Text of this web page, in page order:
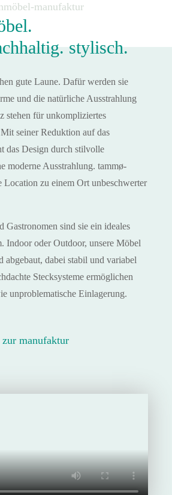
manufaktur
stylisch.
gute Laune. Dafür werden sie
und die natürliche Ausstrahlung
stehen für unkompliziertes
seiner Reduktion auf das
das Design durch stilvolle
moderne Ausstrahlung. tammø-
Location zu einem Ort unbeschwerter
Gastronomen sind sie ein ideales
Indoor oder Outdoor, unsere Möbel
abgebaut, dabei stabil und variabel
Stecksysteme ermöglichen
unproblematische Einlagerung.
zur manufaktur